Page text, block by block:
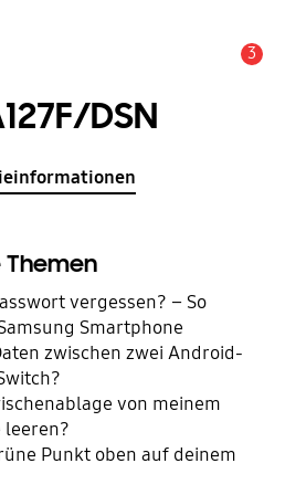
3
DSN
Themen
vergessen? – So
Smartphone
zwischen zwei Android-
von meinem
leeren?
Punkt oben auf deinem